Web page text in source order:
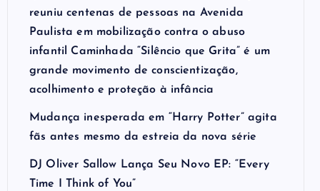
reuniu centenas de pessoas na Avenida
Paulista em mobilização contra o abuso
infantil Caminhada “Silêncio que Grita” é um
grande movimento de conscientização,
acolhimento e proteção à infância
Mudança inesperada em “Harry Potter” agita
fãs antes mesmo da estreia da nova série
DJ Oliver Sallow Lança Seu Novo EP: “Every
Time I Think of You”